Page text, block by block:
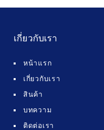
เกี่ยวกับเรา
หน้าแรก
เกี่ยวกับเรา
สินค้า
บทความ
ติดต่อเรา